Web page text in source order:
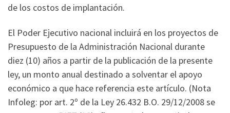
de los costos de implantación.
El Poder Ejecutivo nacional incluirá en los proyectos de
Presupuesto de la Administración Nacional durante
diez (10) años a partir de la publicación de la presente
ley, un monto anual destinado a solventar el apoyo
económico a que hace referencia este artículo. (Nota
Infoleg: por art. 2º de la Ley 26.432 B.O. 29/12/2008 se